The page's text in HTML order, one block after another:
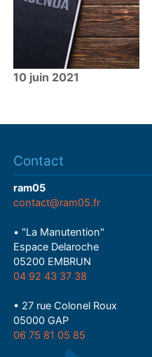
10 juin 2021
Contact
ram05
contact@ram05.fr
• "La Manutention"
Espace Delaroche
05200 EMBRUN
04 92 43 37 38
• 27 rue Colonel Roux
05000 GAP
06 75 81 05 85